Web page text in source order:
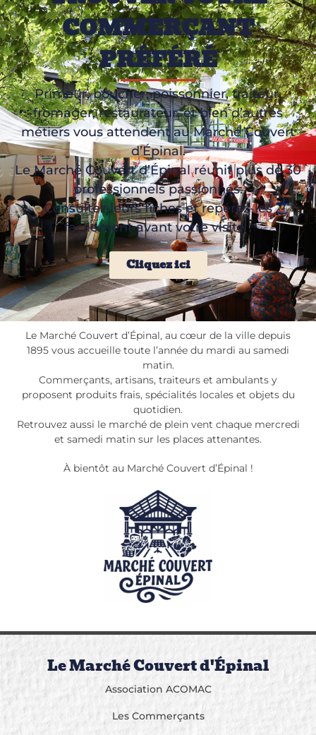
COMMERÇANT
PRÉFÉRÉ
Primeur, boucher, poissonnier, traiteur,
fromager, restaurateur, et bien d’autres
métiers vous attendent au Marché Couvert
d’Épinal.
Le Marché Couvert d’Épinal réunit plus de 30
professionnels passionnés.
Consultez leurs fiches et repérez-les
facilement avant votre visite !
Cliquez ici
Le Marché Couvert d’Épinal, au cœur de la ville depuis
1895 vous accueille toute l’année du mardi au samedi
matin.
Commerçants, artisans, traiteurs et ambulants y
proposent produits frais, spécialités locales et objets du
quotidien.
Retrouvez aussi le marché de plein vent chaque mercredi
et samedi matin sur les places attenantes.
À bientôt au Marché Couvert d’Épinal !
Le Marché Couvert d'Épinal
Association ACOMAC
Les Commerçants